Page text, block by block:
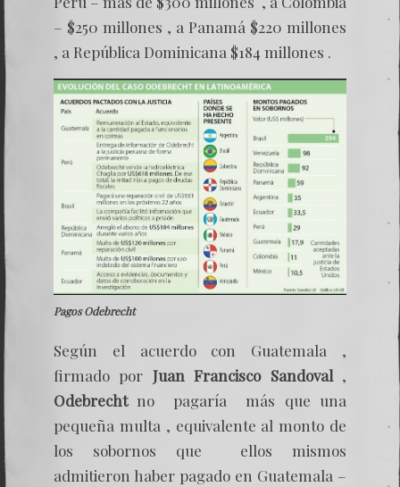
– $250 millones , a Panamá $220 millones
, a República Dominicana $184 millones .
Pagos Odebrecht
Según el acuerdo con Guatemala ,
firmado por Juan Francisco Sandoval,
Odebrechtno pagaría más que una
pequeña multa , equivalente al monto de
los sobornos que ellos mismos
admitieron haber pagado en Guatemala –